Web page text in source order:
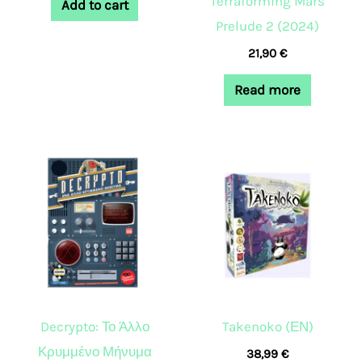
Add to cart
Prelude 2 (2024)
21,90 €
Read more
Decrypto: Το Άλλο
Κρυμμένο Μήνυμα
Takenoko (ΕΝ)
38,99 €